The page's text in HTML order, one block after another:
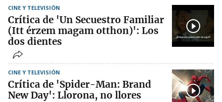
CINE Y TELEVISIÓN
Crítica de 'Un Secuestro Familiar
(Itt érzem magam otthon)': Los
dos dientes
CINE Y TELEVISIÓN
Crítica de 'Spider-Man: Brand
New Day': Llorona, no llores